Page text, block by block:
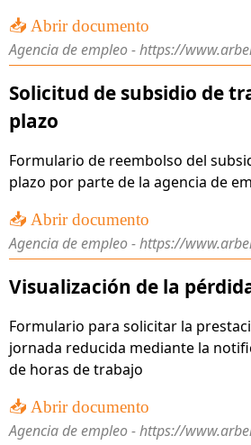
📥 Abrir documento
Agencia de empleo - https://
Solicitud de subsidio de
plazo
Formulario de reembolso del
plazo por parte de la agencia de
📥 Abrir documento
Agencia de empleo - https://
Visualización de la
Formulario para solicitar la
jornada reducida mediante la
de horas de trabajo
📥 Abrir documento
Agencia de empleo - https://